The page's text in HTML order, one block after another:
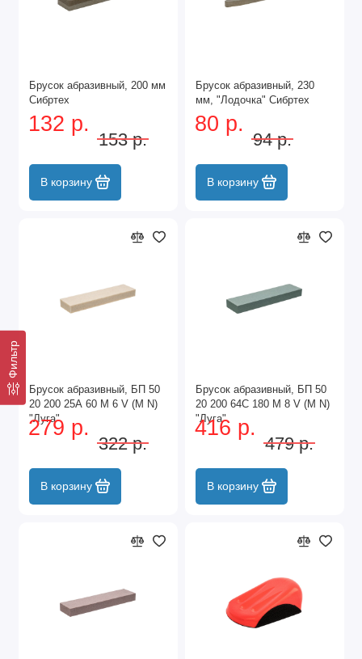
Фильтр
Брусок абразивный, 200 мм
Сибртех
132 р.
153 р.
В корзину
Брусок абразивный, 230
мм, "Лодочка" Сибртех
80 р.
94 р.
В корзину
Брусок абразивный, БП 50
20 200 25А 60 М 6 V (M N)
"Луга"
279 р.
322 р.
В корзину
Брусок абразивный, БП 50
20 200 64С 180 М 8 V (M N)
"Луга"
416 р.
479 р.
В корзину